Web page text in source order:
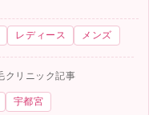
レディース メンズ
クリニック記事
宇都宮